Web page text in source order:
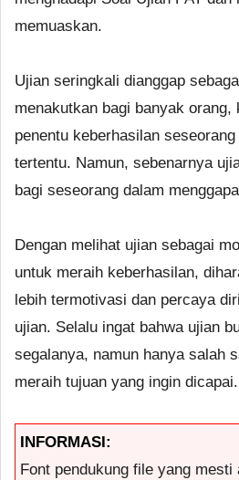
memuaskan.
Ujian seringkali dianggap
menakutkan bagi banyak orang,
penentu keberhasilan
tertentu. Namun, sebenarnya
bagi seseorang dalam
Dengan melihat ujian sebagai
untuk meraih keberhasilan,
lebih termotivasi dan percaya
ujian. Selalu ingat bahwa ujian
segalanya, namun hanya salah
meraih tujuan yang ingin dicapai.
INFORMASI:
Font pendukung file yang mesti